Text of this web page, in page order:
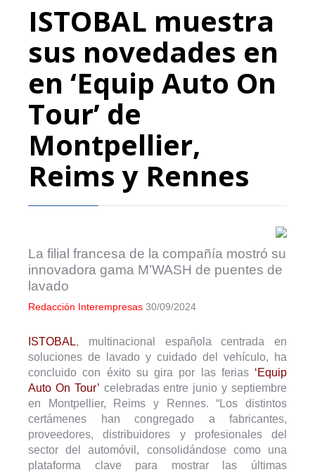
ISTOBAL muestra
sus novedades en
en ‘Equip Auto On
Tour’ de
Montpellier,
Reims y Rennes
La filial francesa de la compañía mostró su
innovadora gama M’WASH de puentes de
lavado
Redacción Interempresas 30/09/2024
ISTOBAL, multinacional española centrada en
soluciones de lavado y cuidado del vehículo, ha
concluido con éxito su gira por las ferias ‘Equip
Auto On Tour’ celebradas entre junio y septiembre
en Montpellier, Reims y Rennes. “Los distintos
certámenes han congregado a fabricantes,
proveedores, distribuidores y profesionales del
sector del automóvil, consolidándose como una
plataforma clave para mostrar las últimas